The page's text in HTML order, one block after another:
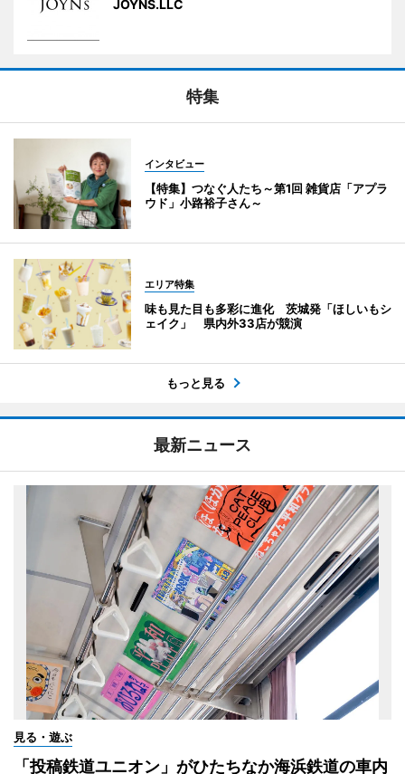
JOYNS.LLC
特集
インタビュー
【特集】つなぐ人たち～第1回 雑貨店「アプラ
ウド」小路裕子さん～
エリア特集
味も見た目も多彩に進化 茨城発「ほしいもシ
ェイク」 県内外33店が競演
もっと見る
最新ニュース
見る・遊ぶ
「投稿鉄道ユニオン」がひたちなか海浜鉄道の車内